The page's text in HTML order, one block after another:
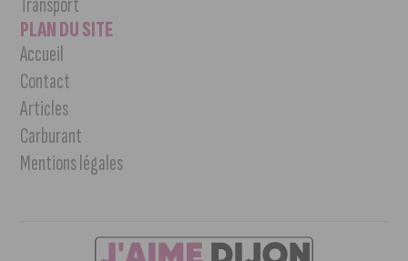
PLAN DU SITE
Accueil
Contact
Articles
Carburant
Mentions légales